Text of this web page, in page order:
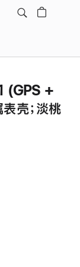
(GPS +
壳；淡桃